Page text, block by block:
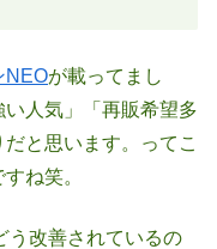
NEOが載ってまし
人気」「再販希望多
と思います。ってこ
ね笑。
う改善されているの